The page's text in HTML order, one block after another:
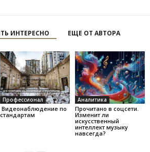
ИНТЕРЕСНО ЕЩЕ ОТ АВТОРА
Профессионал
Видеонаблюдение по
стандартам
Аналитика
Прочитано в соцсети.
Изменит ли
искусственный
интеллект музыку
навсегда?